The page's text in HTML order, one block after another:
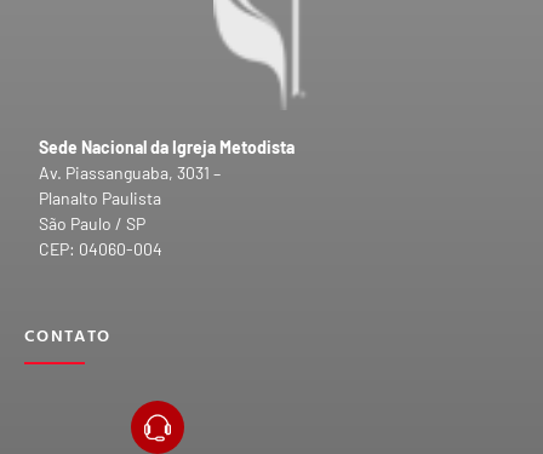
Sede Nacional da Igreja Metodista
Av. Piassanguaba, 3031 –
Planalto Paulista
São Paulo / SP
CEP: 04060-004
CONTATO